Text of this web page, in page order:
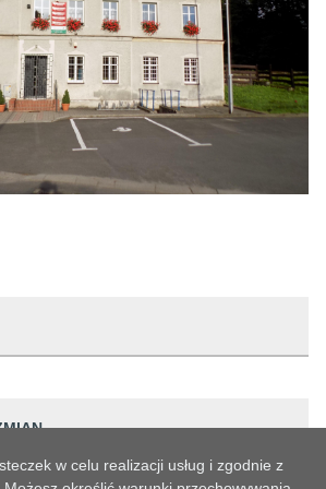
informację
w celu realizacji usług i zgodnie z